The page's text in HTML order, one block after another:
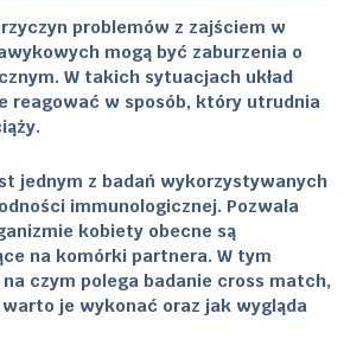
problemów z zajściem w
mogą być zaburzenia o
W takich sytuacjach układ
reagować w sposób, który utrudnia
jednym z badań wykorzystywanych
immunologicznej. Pozwala
kobiety obecne są
na komórki partnera. W tym
czym polega badanie cross match,
je wykonać oraz jak wygląda